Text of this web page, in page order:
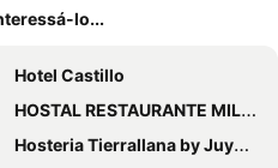
lo...
Hotel Castillo
HOSTAL RESTAURANTE MILAN II
Hosteria Tierrallana by Juypehotel